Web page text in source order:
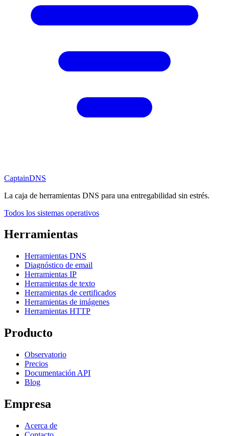
CaptainDNS
La caja de herramientas DNS para una entregabilidad sin estrés.
Todos los sistemas operativos
Herramientas
Herramientas DNS
Diagnóstico de email
Herramientas IP
Herramientas de texto
Herramientas de certificados
Herramientas de imágenes
Herramientas HTTP
Producto
Observatorio
Precios
Documentación API
Blog
Empresa
Acerca de